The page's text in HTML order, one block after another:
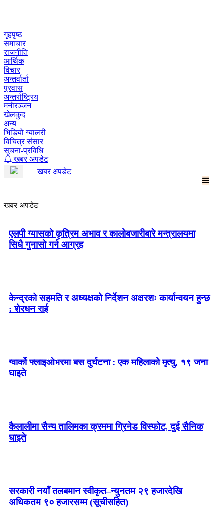
गृहपृष्ठ
समाचार
राजनीति
आर्थिक
विचार
अन्तर्वार्ता
प्रवास
अन्तर्राष्ट्रिय
मनोरञ्जन
खेलकुद
अन्य
भिडियो ग्यालरी
विचित्र संसार
सूचना-प्रविधि
खबर अपडेट
खबर अपडेट
खबर अपडेट
एलपी ग्यासको कृत्रिम अभाव र कालोबजारीबारे मन्त्रालयमा
सिधै गुनासो गर्न आग्रह
केन्द्रको सहमति र अध्यक्षको निर्देशन अक्षरशः कार्यान्वयन हुन्छ
: शेरधन राई
ग्वार्को फ्लाइओभरमा बस दुर्घटना : एक महिलाको मृत्यु, १९ जना
घाइते
कैलालीमा सैन्य तालिमका क्रममा ग्रिनेड विस्फोट, दुई सैनिक
घाइते
सरकारी नयाँ तलबमान स्वीकृत–न्युनतम २९ हजारदेखि
अधिकतम ९० हजारसम्म (सूचीसहित)